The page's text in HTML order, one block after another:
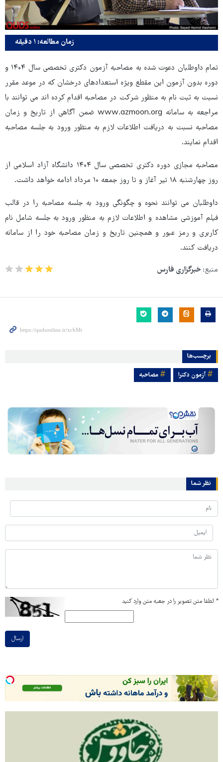
زمان مطالعه: ۱ دقیقه
تمام داوطلبان دعوت شده به مصاحبه آزمون دکتری تخصصی سال ۱۴۰۴ و
دوره بدون آزمون این مقطع ویژه استعدادهای درخشان که در موعد مقرر
نسبت به ثبت نام به منظور شرکت در مصاحبه اقدام کرده اند می توانند با
مراجعه به سامانه www.azmoon.org ضمن آگاهی از تاریخ و زمان
مصاحبه نسبت به دریافت اطلاعات لازم به منظور ورود به جلسه مصاحبه
اقدام نمایند.
مصاحبه مجازی دوره دکتری تخصصی سال ۱۴۰۴ دانشگاه آزاد اسلامی از
روز چهارشنبه ۱۸ تیر آغاز و تا روز جمعه ۱۰ مرداد ادامه خواهد داشت.
داوطلبان می توانند نحوه و چگونگی ورود به جلسه مصاحبه را در قالب
فیلم آموزشی مشاهده و اطلاعات لازم به منظور ورود به جلسه شامل نام
کاربری و رمز عبور و همچنین تاریخ و زمان مصاحبه خود را از سامانه
دریافت کنند.
منبع: خبرگزاری فارس
برچسب‌ها
آزمون دکترا مصاحبه
نظر شما
* لطفا متن تصویر را در جعبه متن وارد کنید
ارسال